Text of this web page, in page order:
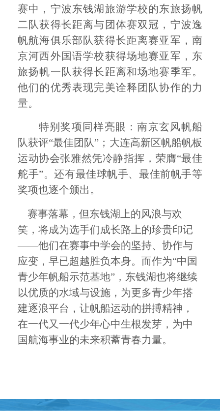
赛中，宁波东钱湖旅游学校的东旅扬帆
二队获得长距离与团体赛双冠，宁波逸
帆航海俱乐部队获得长距离赛亚军，南
京河西外国语学校获得场地赛亚军，东
旅扬帆一队获得长距离和场地赛季军。
他们的优秀表现完美诠释团队协作的力
量。
特别奖项同样亮眼：南京玄风帆船
队获评“最佳团队”；大连高新区帆船帆板
运动协会张雅然凭冷静指挥，荣膺“最佳
舵手”。还有最佳球帆手、最佳前帆手等
奖项也逐个颁出。​
赛事落幕，但东钱湖上的风浪与欢
笑，将成为选手们成长路上的珍贵印记
——他们在赛事中学会的坚持、协作与
应变，早已超越胜负本身。而作为“中国
青少年帆船示范基地”，东钱湖也将继续
以优质的水域与设施，为更多青少年搭
建逐浪平台，让帆船运动的拼搏精神，
在一代又一代少年心中生根发芽，为中
国航海事业的未来积蓄青春力量。